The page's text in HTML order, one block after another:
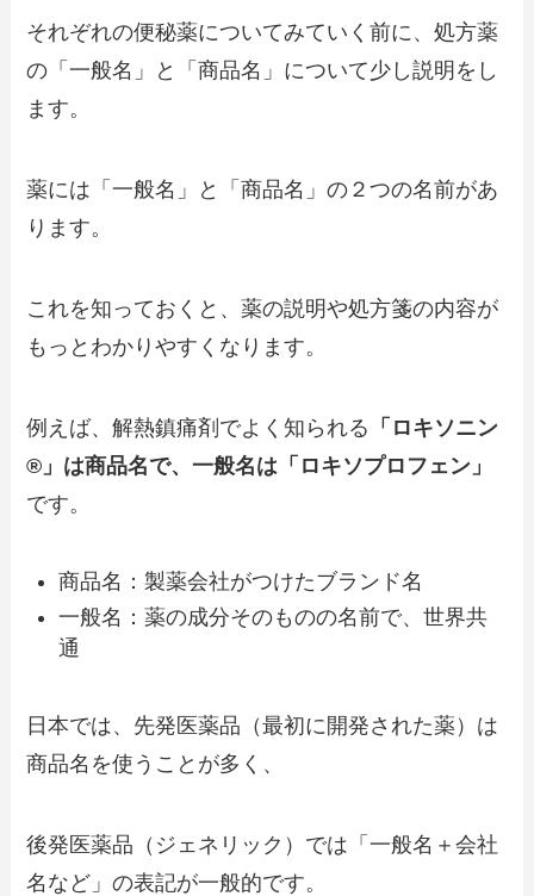
それぞれの便秘薬についてみていく前に、処方薬
の「一般名」と「商品名」について少し説明をし
ます。
薬には「一般名」と「商品名」の２つの名前があ
ります。
これを知っておくと、薬の説明や処方箋の内容が
もっとわかりやすくなります。
例えば、解熱鎮痛剤でよく知られる 「ロキソニン
®」は商品名で、一般名は「ロキソプロフェン」
です。
商品名：製薬会社がつけたブランド名
一般名：薬の成分そのものの名前で、世界共
通
日本では、先発医薬品（最初に開発された薬）は
商品名を使うことが多く、
後発医薬品（ジェネリック）では「一般名＋会社
名など」の表記が一般的です。